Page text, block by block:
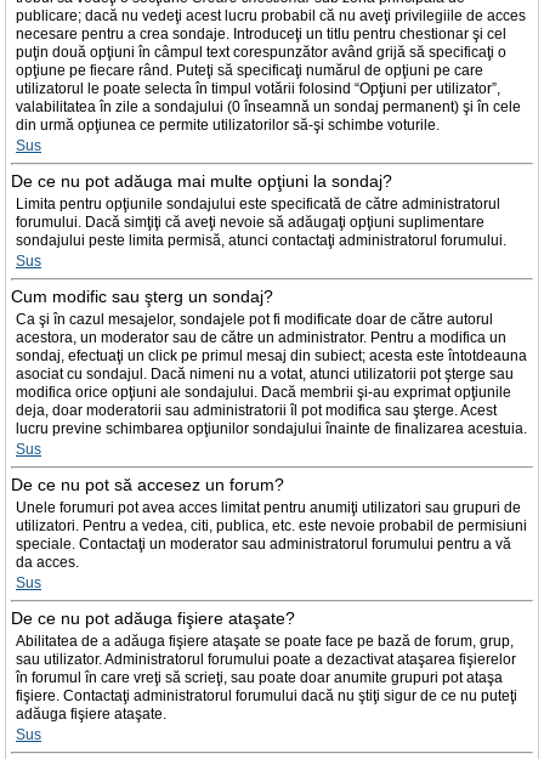
publicare; dacă nu vedeţi acest lucru probabil că nu aveţi privilegiile de acces
necesare pentru a crea sondaje. Introduceţi un titlu pentru chestionar şi cel
puţin două opţiuni în câmpul text corespunzător având grijă să specificaţi o
opţiune pe fiecare rând. Puteţi să specificaţi numărul de opţiuni pe care
utilizatorul le poate selecta în timpul votării folosind “Opţiuni per utilizator”,
valabilitatea în zile a sondajului (0 înseamnă un sondaj permanent) şi în cele
din urmă opţiunea ce permite utilizatorilor să-şi schimbe voturile.
Sus
De ce nu pot adăuga mai multe opţiuni la sondaj?
Limita pentru opţiunile sondajului este specificată de către administratorul
forumului. Dacă simţiţi că aveţi nevoie să adăugaţi opţiuni suplimentare
sondajului peste limita permisă, atunci contactaţi administratorul forumului.
Sus
Cum modific sau şterg un sondaj?
Ca şi în cazul mesajelor, sondajele pot fi modificate doar de către autorul
acestora, un moderator sau de către un administrator. Pentru a modifica un
sondaj, efectuaţi un click pe primul mesaj din subiect; acesta este întotdeauna
asociat cu sondajul. Dacă nimeni nu a votat, atunci utilizatorii pot şterge sau
modifica orice opţiuni ale sondajului. Dacă membrii şi-au exprimat opţiunile
deja, doar moderatorii sau administratorii îl pot modifica sau şterge. Acest
lucru previne schimbarea opţiunilor sondajului înainte de finalizarea acestuia.
Sus
De ce nu pot să accesez un forum?
Unele forumuri pot avea acces limitat pentru anumiţi utilizatori sau grupuri de
utilizatori. Pentru a vedea, citi, publica, etc. este nevoie probabil de permisiuni
speciale. Contactaţi un moderator sau administratorul forumului pentru a vă
da acces.
Sus
De ce nu pot adăuga fişiere ataşate?
Abilitatea de a adăuga fişiere ataşate se poate face pe bază de forum, grup,
sau utilizator. Administratorul forumului poate a dezactivat ataşarea fişierelor
în forumul în care vreţi să scrieţi, sau poate doar anumite grupuri pot ataşa
fişiere. Contactaţi administratorul forumului dacă nu ştiţi sigur de ce nu puteţi
adăuga fişiere ataşate.
Sus